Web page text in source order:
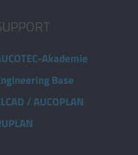
Akademie
Base
/ AUCOPLAN